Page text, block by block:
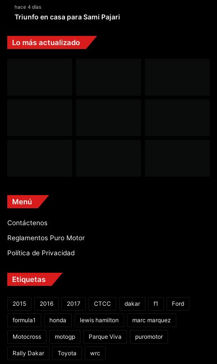
hace 4 días
Triunfo en casa para Sami Pajari
Lo más actualizado
Menú
Contáctenos
Reglamentos Puro Motor
Política de Privacidad
Etiquetas
2015 2016 2017 CTCC dakar f1 Ford
formula1 honda lewis hamilton marc marquez
Motocross motogp Parque Viva puromotor
Rally Dakar Toyota wrc